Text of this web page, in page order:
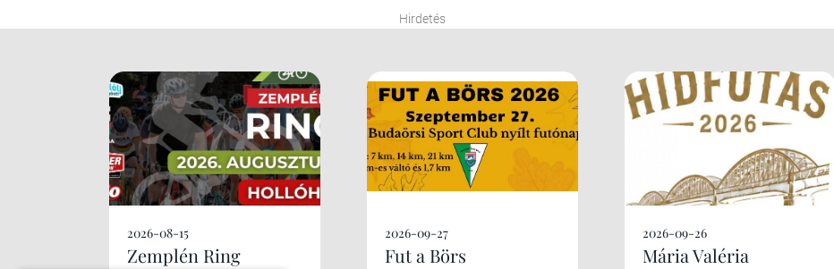
Hirdetés
2026-08-15
Zemplén Ring
2026-09-27
Fut a Börs
2026-09-26
Mária Valéria